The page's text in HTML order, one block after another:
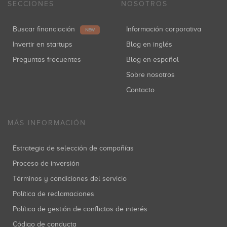
SECCIONES
Buscar financiación NEW
Invertir en startups
Preguntas frecuentes
NOSOTROS
Información corporativa
Blog en inglés
Blog en español
Sobre nosotros
Contacto
MÁS INFORMACIÓN
Estrategia de selección de compañías
Proceso de inversión
Términos y condiciones del servicio
Política de reclamaciones
Política de gestión de conflictos de interés
Código de conducta